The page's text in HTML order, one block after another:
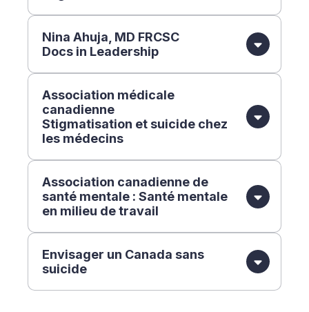
Nina Ahuja, MD FRCSC
Docs in Leadership
Association médicale
canadienne
Stigmatisation et suicide chez
les médecins
Association canadienne de
santé mentale : Santé mentale
en milieu de travail
Envisager un Canada sans
suicide